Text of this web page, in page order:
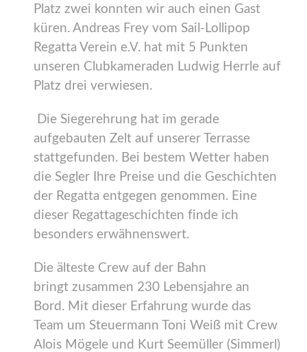
Platz zwei konnten wir auch einen Gast
küren. Andreas Frey vom Sail-Lollipop
Regatta Verein e.V. hat mit 5 Punkten
unseren Clubkameraden Ludwig Herrle auf
Platz drei verwiesen.
Die Siegerehrung hat im gerade
aufgebauten Zelt auf unserer Terrasse
stattgefunden. Bei bestem Wetter haben
die Segler Ihre Preise und die Geschichten
der Regatta entgegen genommen. Eine
dieser Regattageschichten finde ich
besonders erwähnenswert.
Die älteste Crew auf der Bahn
bringt zusammen 230 Lebensjahre an
Bord. Mit dieser Erfahrung wurde das
Team um Steuermann Toni Weiß mit Crew
Alois Mögele und Kurt Seemüller (Simmerl)